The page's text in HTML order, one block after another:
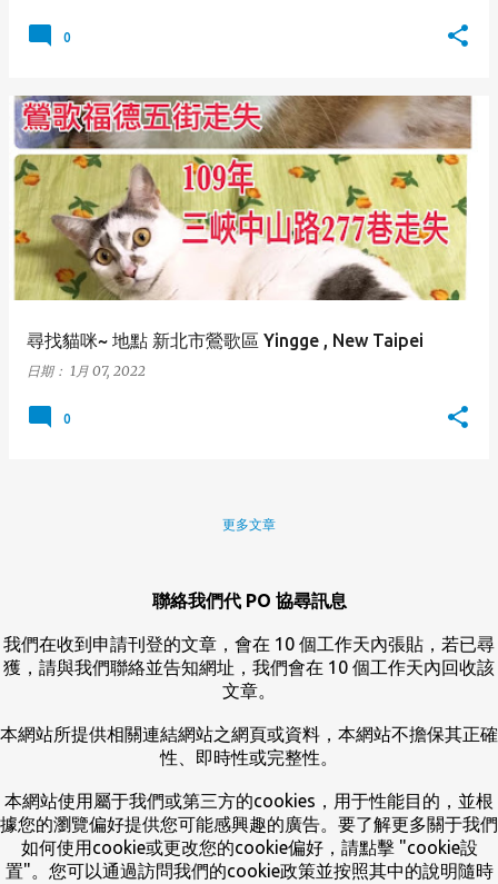
0
尋找貓咪~ 地點 新北市鶯歌區 Yingge , New Taipei
日期： 1月 07, 2022
0
更多文章
聯絡我們代 PO 協尋訊息
我們在收到申請刊登的文章，會在 10 個工作天內張貼，若已尋
獲，請與我們聯絡並告知網址，我們會在 10 個工作天內回收該
文章。
本網站所提供相關連結網站之網頁或資料，本網站不擔保其正確
性、即時性或完整性。
本網站使用屬于我們或第三方的cookies，用于性能目的，並根
據您的瀏覽偏好提供您可能感興趣的廣告。要了解更多關于我們
如何使用cookie或更改您的cookie偏好，請點擊 "cookie設
置"。您可以通過訪問我們的cookie政策並按照其中的說明隨時